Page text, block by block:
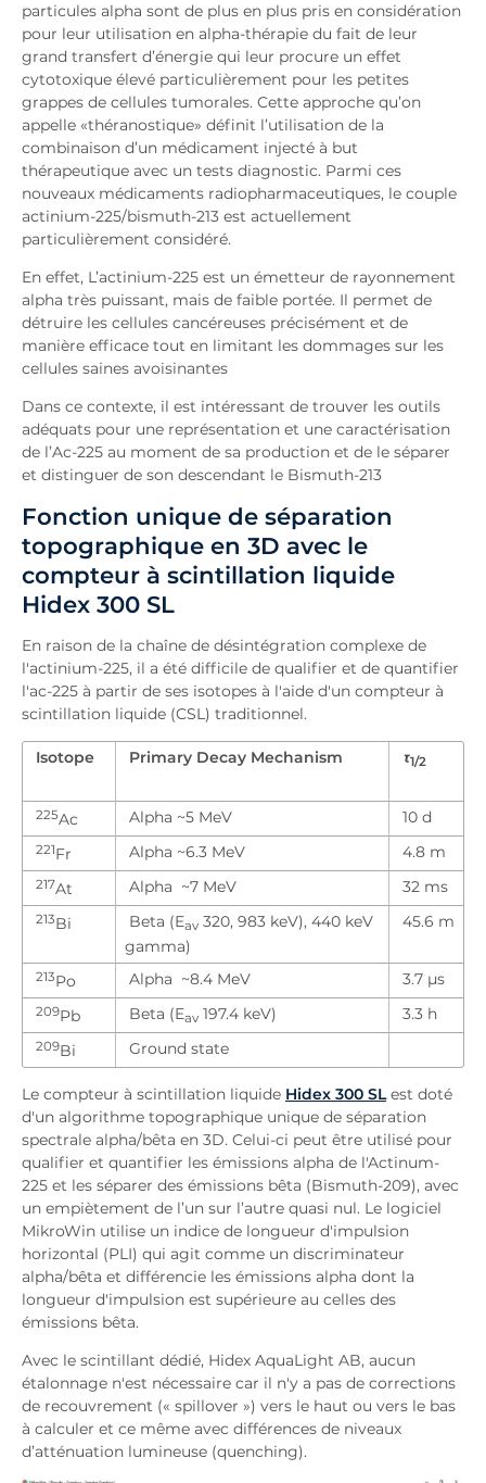
particules alpha sont de plus en plus pris en considération
pour leur utilisation en alpha-thérapie du fait de leur
grand transfert d’énergie qui leur procure un effet
cytotoxique élevé particulièrement pour les petites
grappes de cellules tumorales. Cette approche qu’on
appelle «théranostique» définit l’utilisation de la
combinaison d’un médicament injecté à but
thérapeutique avec un tests diagnostic. Parmi ces
nouveaux médicaments radiopharmaceutiques, le couple
actinium-225/bismuth-213 est actuellement
particulièrement considéré.
En effet, L’actinium-225 est un émetteur de rayonnement
alpha très puissant, mais de faible portée. Il permet de
détruire les cellules cancéreuses précisément et de
manière efficace tout en limitant les dommages sur les
cellules saines avoisinantes
Dans ce contexte, il est intéressant de trouver les outils
adéquats pour une représentation et une caractérisation
de l’Ac-225 au moment de sa production et de le séparer
et distinguer de son descendant le Bismuth-213
Fonction unique de séparation
topographique en 3D avec le
compteur à scintillation liquide
Hidex 300 SL
En raison de la chaîne de désintégration complexe de
l'actinium-225, il a été difficile de qualifier et de quantifier
l'ac-225 à partir de ses isotopes à l'aide d'un compteur à
scintillation liquide (CSL) traditionnel.
Isotope Primary Decay Mechanism τ1/2
225Ac Alpha ~5 MeV 10 d
221Fr Alpha ~6.3 MeV 4.8 m
217At Alpha ~7 MeV 32 ms
213Bi Beta (Eav 320, 983 keV), 440 keV
gamma)
45.6 m
213Po Alpha ~8.4 MeV 3.7 µs
209Pb Beta (Eav 197.4 keV) 3.3 h
209Bi Ground state
Le compteur à scintillation liquide Hidex 300 SLest doté
d'un algorithme topographique unique de séparation
spectrale alpha/bêta en 3D. Celui-ci peut être utilisé pour
qualifier et quantifier les émissions alpha de l'Actinum-
225 et les séparer des émissions bêta (Bismuth-209), avec
un empiètement de l’un sur l’autre quasi nul. Le logiciel
MikroWin utilise un indice de longueur d'impulsion
horizontal (PLI) qui agit comme un discriminateur
alpha/bêta et différencie les émissions alpha dont la
longueur d'impulsion est supérieure au celles des
émissions bêta.
Avec le scintillant dédié, Hidex AquaLight AB, aucun
étalonnage n'est nécessaire car il n'y a pas de corrections
de recouvrement (« spillover ») vers le haut ou vers le bas
à calculer et ce même avec différences de niveaux
d’atténuation lumineuse (quenching).